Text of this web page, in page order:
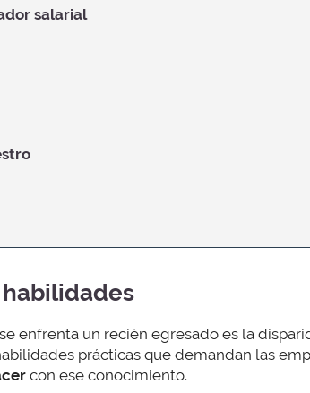
salarial
enfrenta un recién egresado es la
prácticas que demandan las
con ese conocimiento.